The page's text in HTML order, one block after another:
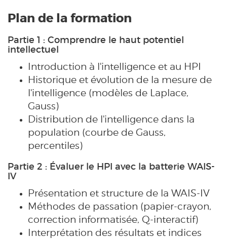
Plan de la formation
Partie 1 : Comprendre le haut potentiel
intellectuel
Introduction à l'intelligence et au HPI
Historique et évolution de la mesure de
l'intelligence (modèles de Laplace,
Gauss)
Distribution de l'intelligence dans la
population (courbe de Gauss,
percentiles)
Partie 2 : Évaluer le HPI avec la batterie WAIS-
IV
Présentation et structure de la WAIS-IV
Méthodes de passation (papier-crayon,
correction informatisée, Q-interactif)
Interprétation des résultats et indices